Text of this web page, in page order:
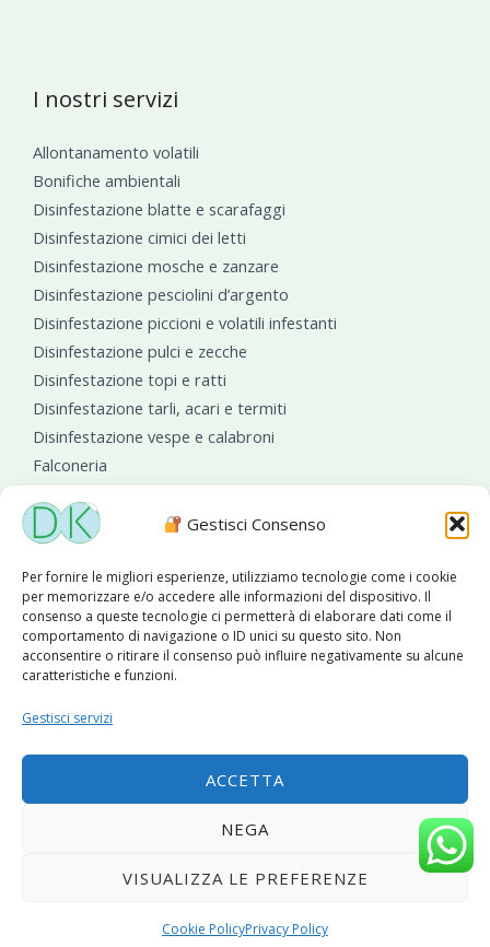
Gestisci Consenso
Per fornire le migliori esperienze, utilizziamo tecnologie come i cookie
per memorizzare e/o accedere alle informazioni del dispositivo. Il
consenso a queste tecnologie ci permetterà di elaborare dati come il
comportamento di navigazione o ID unici su questo sito. Non
acconsentire o ritirare il consenso può influire negativamente su alcune
caratteristiche e funzioni.
Gestisci servizi
ACCETTA
NEGA
VISUALIZZA LE PREFERENZE
Cookie PolicyPrivacy Policy
I nostri servizi
Allontanamento volatili
Bonifiche ambientali
Disinfestazione blatte e scarafaggi
Disinfestazione cimici dei letti
Disinfestazione mosche e zanzare
Disinfestazione pesciolini d’argento
Disinfestazione piccioni e volatili infestanti
Disinfestazione pulci e zecche
Disinfestazione topi e ratti
Disinfestazione tarli, acari e termiti
Disinfestazione vespe e calabroni
Falconeria
Copyright © 2026 Diseko Group Srls |
|Sito web
Privacy Policy| Cookie Policy